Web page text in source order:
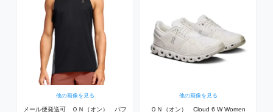
他の画像を見る
メール便発送可 ＯＮ（オン） パフ
他の画像を見る
ＯＮ（オン） Cloud 6 W Women